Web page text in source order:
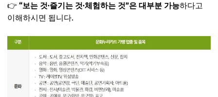
👉 “보는 것·즐기는 것·체험하는 것”은 대부분 가능하다고
이해하시면 됩니다.